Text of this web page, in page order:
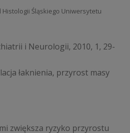
Śląskiego Uniwersytetu
i Neurologii, 2010, 1, 29-
łaknienia, przyrost masy
zwiększa ryzyko przyrostu